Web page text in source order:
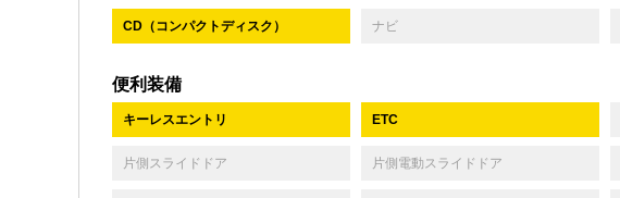
CD（コンパクトディスク） ナビ
便利装備
キーレスエントリ ETC
片側スライドドア 片側電動スライドドア